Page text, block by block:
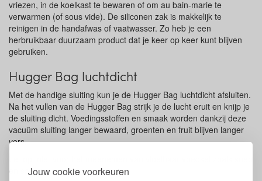
Jouw cookie voorkeuren
vriezen, in de koelkast te bewaren of om au bain-marie te
verwarmen (of sous vide). De siliconen zak is makkelijk te
reinigen in de handafwas of vaatwasser. Zo heb je een
herbruikbaar duurzaam product dat je keer op keer kunt blijven
gebruiken.
Hugger Bag luchtdicht
Met de handige sluiting kun je de Hugger Bag luchtdicht afsluiten.
Na het vullen van de Hugger Bag strijk je de lucht eruit en knijp je
de sluiting dicht. Voedingsstoffen en smaak worden dankzij deze
vacuüm sluiting langer bewaard, groenten en fruit blijven langer
vers.
en sausjes.